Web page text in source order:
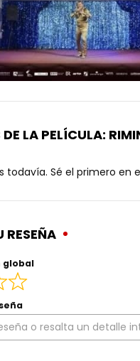
DE LA PELÍCULA:
todavía. Sé el primero en
RESEÑA
global